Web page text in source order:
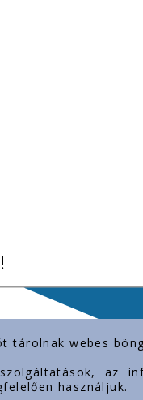
webes
az
használjuk.